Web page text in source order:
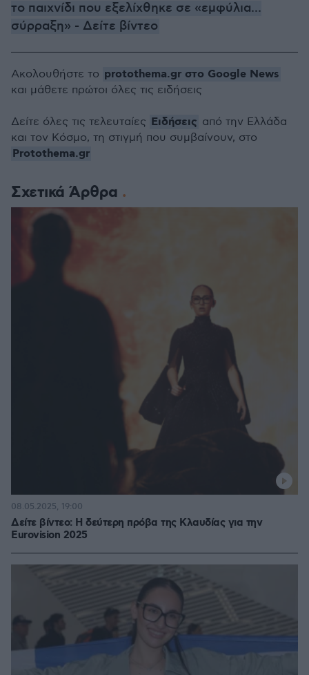
το παιχνίδι που εξελίχθηκε σε «εμφύλια...
σύρραξη» - Δείτε βίντεο
Σχετικά Άρθρα
Δείτε βίντεο: Η δεύτερη πρόβα της Κλαυδίας για την
Eurovision 2025
08.05.2025, 19:00
Ακολουθήστε το protothema.gr στο Google News
και μάθετε πρώτοι όλες τις ειδήσεις
Δείτε όλες τις τελευταίες Ειδήσεις από την Ελλάδα
και τον Κόσμο, τη στιγμή που συμβαίνουν, στο
Protothema.gr